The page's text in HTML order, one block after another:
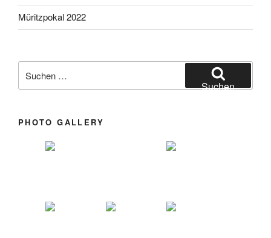
Müritzpokal 2022
Suchen
PHOTO GALLERY